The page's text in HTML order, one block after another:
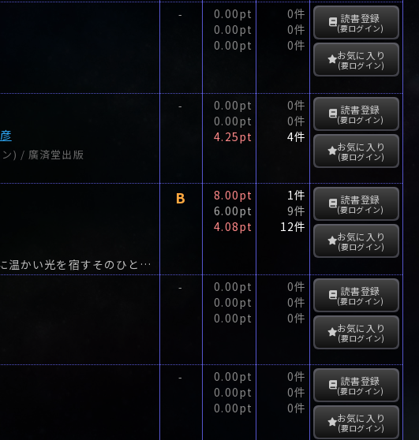
-
0.00pt
0.00pt
0.00pt
0件
0件
0件
読書登録
(要ログイン)
お気に入り
(要ログイン)
) / 廣済堂出版
-
0.00pt
0.00pt
4.25pt
0件
0件
4件
読書登録
(要ログイン)
お気に入り
(要ログイン)
時計を捜して森をさまよう翠の前に現れた穏やかで柔らかい声の主、瞳に温かい光を宿すそのひとは手触りの粗い「事実」という糸から美しい「真実」を織りあげる名人だった―。
B
8.00pt
6.00pt
4.08pt
1件
9件
12件
読書登録
(要ログイン)
お気に入り
(要ログイン)
-
0.00pt
0.00pt
0.00pt
0件
0件
0件
読書登録
(要ログイン)
お気に入り
(要ログイン)
-
0.00pt
0.00pt
0.00pt
0件
0件
0件
読書登録
(要ログイン)
お気に入り
(要ログイン)